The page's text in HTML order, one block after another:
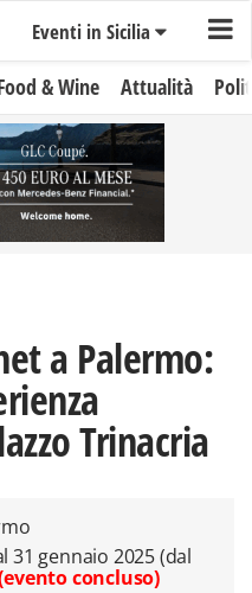
Eventi in Sicilia
& Wine Attualità
a Palermo:
Trinacria
31 gennaio 2025 (dal
concluso)